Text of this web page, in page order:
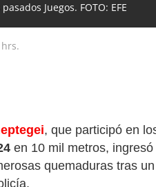
Juegos. FOTO: EFE
, que participó en
en 10 mil metros,
quemaduras tras